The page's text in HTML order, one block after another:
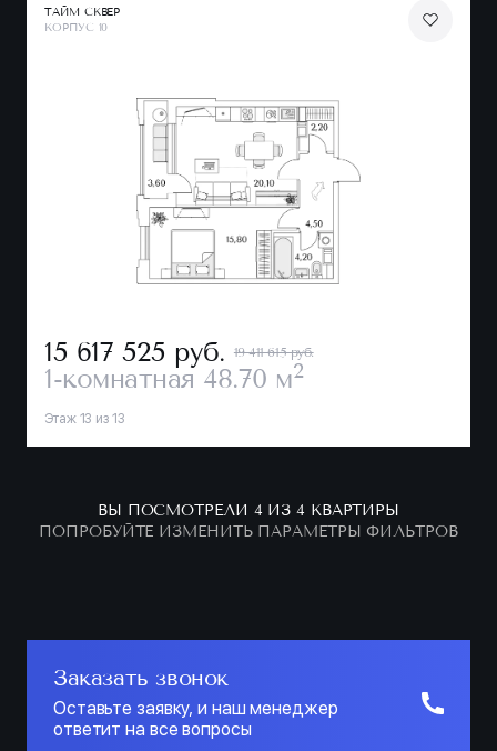
ТАЙМ СКВЕР
КОРПУС 10
15 617 525 руб. 19 411 615 руб.
1-комнатная 48.70 м2
Этаж 13 из 13
ВЫ ПОСМОТРЕЛИ 4 ИЗ 4 КВАРТИРЫ
ПОПРОБУЙТЕ ИЗМЕНИТЬ ПАРАМЕТРЫ ФИЛЬТРОВ
Заказать звонок
Оставьте заявку, и наш менеджер
ответит на все вопросы